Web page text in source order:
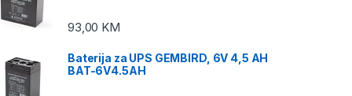
93,00 KM
Baterija za UPS GEMBIRD, 6V 4,5 AH
BAT-6V4.5AH